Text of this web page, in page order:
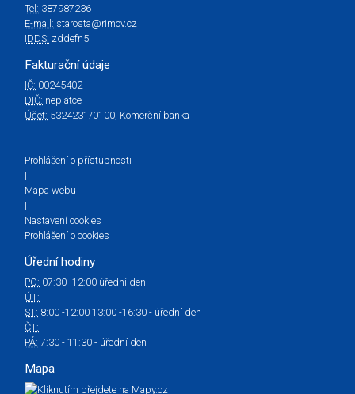
Tel: 387987236
E-mail: starosta@rimov.cz
IDDS: zddefn5
Fakturační údaje
IČ: 00245402
DIČ: neplátce
Účet: 5324231/0100, Komerční banka
Prohlášení o přístupnosti
|
Mapa webu
|
Nastavení cookies
Prohlášení o cookies
Úřední hodiny
PO: 07:30 -12:00 úřední den
ÚT:
ST: 8:00 -12:00 13:00 -16:30 - úřední den
ČT:
PÁ: 7:30 - 11:30 - úřední den
Mapa